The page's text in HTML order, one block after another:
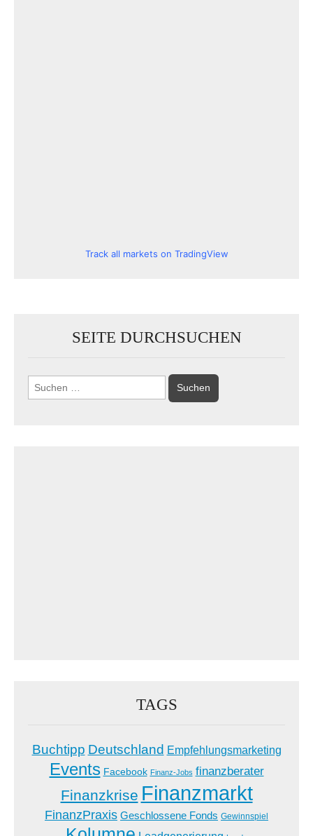
Track all markets on TradingView
SEITE DURCHSUCHEN
Suchen
nach:
TAGS
Buchtipp Deutschland Empfehlungsmarketing
Events Facebook Finanz-Jobs finanzberater
Finanzkrise Finanzmarkt
FinanzPraxis Geschlossene Fonds Gewinnspiel